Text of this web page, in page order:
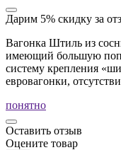
Дарим 5% скидку за
Вагонка Штиль из
имеющий большую
систему крепления
евровагонки,
понятно
Оставить отзыв
Оцените товар